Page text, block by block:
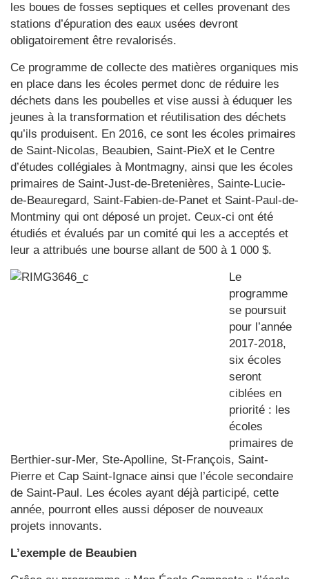
les boues de fosses septiques et celles provenant des
stations d’épuration des eaux usées devront
obligatoirement être revalorisés.
Ce programme de collecte des matières organiques mis
en place dans les écoles permet donc de réduire les
déchets dans les poubelles et vise aussi à éduquer les
jeunes à la transformation et réutilisation des déchets
qu’ils produisent. En 2016, ce sont les écoles primaires
de Saint-Nicolas, Beaubien, Saint-PieX et le Centre
d’études collégiales à Montmagny, ainsi que les écoles
primaires de Saint-Just-de-Bretenières, Sainte-Lucie-
de-Beauregard, Saint-Fabien-de-Panet et Saint-Paul-de-
Montminy qui ont déposé un projet. Ceux-ci ont été
étudiés et évalués par un comité qui les a acceptés et
leur a attribués une bourse allant de 500 à 1 000 $.
Le
programme
se poursuit
pour l’année
2017-2018,
six écoles
seront
ciblées en
priorité : les
écoles
primaires de
Berthier-sur-Mer, Ste-Apolline, St-François, Saint-
Pierre et Cap Saint-Ignace ainsi que l’école secondaire
de Saint-Paul. Les écoles ayant déjà participé, cette
année, pourront elles aussi déposer de nouveaux
projets innovants.
L’exemple de Beaubien